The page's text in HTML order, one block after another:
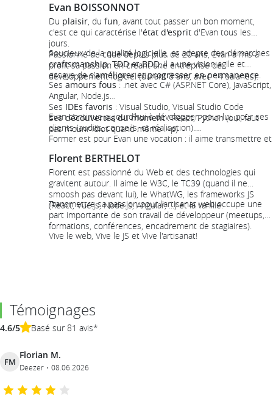
Evan BOISSONNOT
Du plaisir, du fun, avant tout passer un bon moment,
c'est ce qui caractérise l'état d'esprit d'Evan tous les
jours.
Passionné de code depuis plus de 20 ans, Evan a mis à
profit sa passion en créant une entreprise de
développement logiciel (durant 8 ans, avec 14 salariés).
Soucieux de la qualité logicielle, et adepte des démarches
craftsmanship,TDDetBDD, il a une vision agile et
essaye de s’améliorer et progresser en permanence.
Ses amours fous: .net avec C# (ASP.NET Core), JavaScript,
Angular, Node.js
Ses IDEs favoris : Visual Studio, Visual Studio Code
Sesdécouvertes du moment: React, Python (oui, faut
pas mourir idiot quand même :=p)
Evan continue aujourd’hui à développer, pour lui, pour ses
clients (audits, conseils, et réalisation).
Former est pour Evan une vocation : il aime transmettre et
!!
Florent BERTHELOT
Florent est passionné du Web et des technologies qui
gravitent autour. Il aime le W3C, le TC39 (quand il ne
smoosh pas devant lui), le WhatWG, les frameworks JS
(React, Vue.js, Node.js, Angular, ...) et la vanille.
Transmettre sa passion pour l'artisanat web occupe une
part importante de son travail de développeur (meetups,
formations, conférences, encadrement de stagiaires).
Vive le web, Vive le JS et Vive l'artisanat!
Témoignages
4.6/5 Basé sur 81 avis*
FM
Florian M.
Deezer 08.06.2026